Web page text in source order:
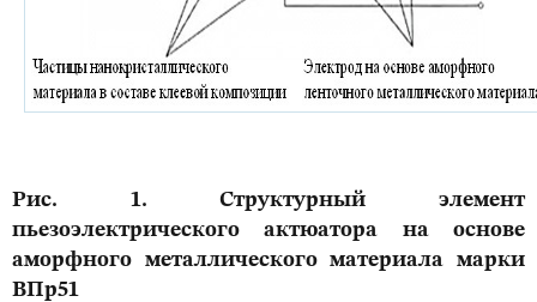
Рис. 1. Структурный элемент
пьезоэлектрического актюатора на основе
аморфного металлического материала марки
ВПр51